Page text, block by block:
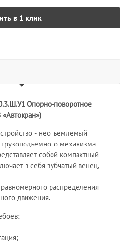
в 1 клик
Опорно-поворотное
- неотъемлемый
механизма.
собой компактный
в себя зубчатый венец,
распределения
движения.